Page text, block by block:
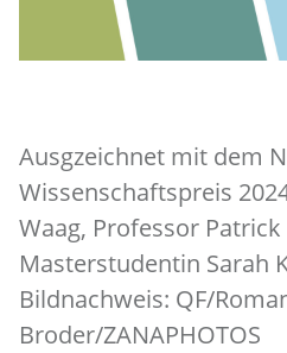
Ausgzeichnet mit dem
Wissenschaftspreis
Waag, Professor
Masterstudentin Sarah
Bildnachweis: QF/
Broder/ZANAPHOTOS